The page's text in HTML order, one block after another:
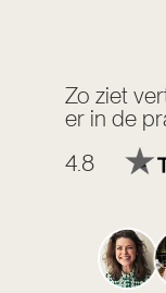
Zo ziet
er in de
4.8